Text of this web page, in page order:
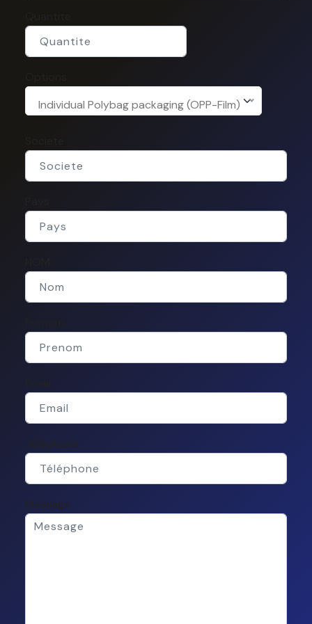
Individual Polybag packaging (OPP-Film)
Téléphone
Message